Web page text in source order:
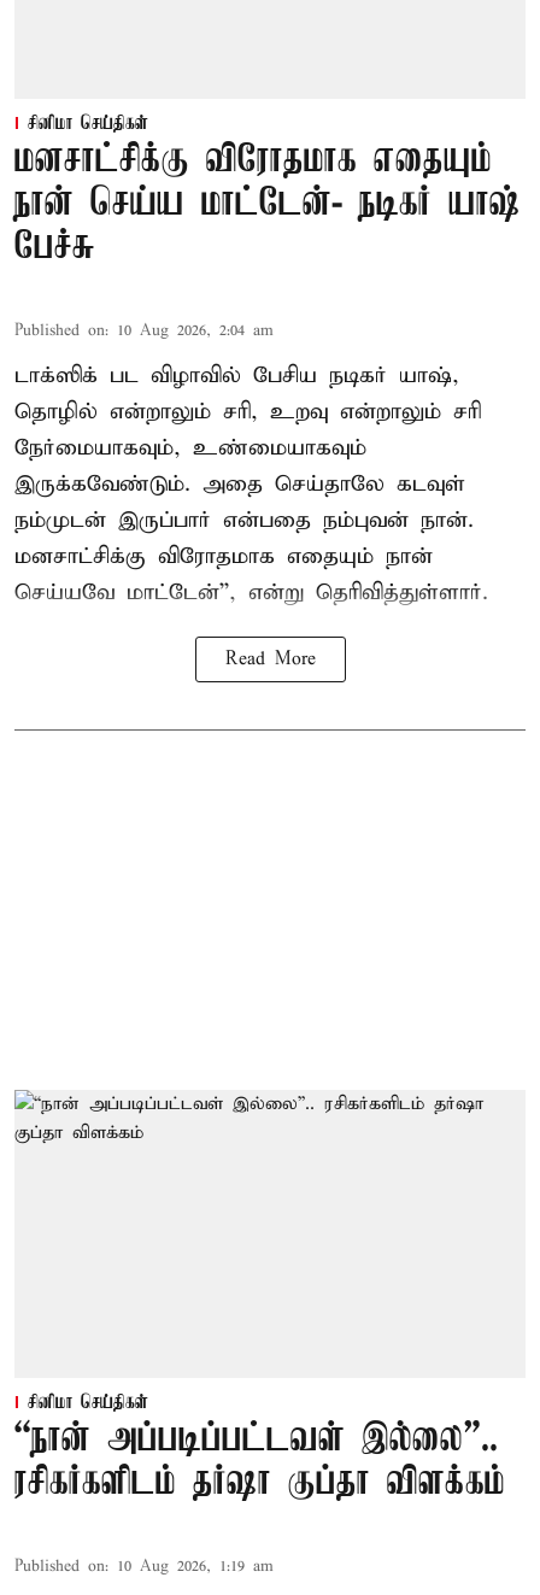
சினிமா செய்திகள்
மனசாட்சிக்கு விரோதமாக எதையும்
நான் செய்ய மாட்டேன்- நடிகர் யாஷ்
பேச்சு
Published on: 10 Aug 2026, 2:04 am
டாக்ஸிக் பட விழாவில் பேசிய நடிகர் யாஷ்,
தொழில் என்றாலும் சரி, உறவு என்றாலும் சரி
நேர்மையாகவும், உண்மையாகவும்
இருக்கவேண்டும். அதை செய்தாலே கடவுள்
நம்முடன் இருப்பார் என்பதை நம்புவன் நான்.
மனசாட்சிக்கு விரோதமாக எதையும் நான்
செய்யவே மாட்டேன்'', என்று தெரிவித்துள்ளார்.
Read More
சினிமா செய்திகள்
“நான் அப்படிப்பட்டவள் இல்லை”..
ரசிகர்களிடம் தர்ஷா குப்தா விளக்கம்
Published on: 10 Aug 2026, 1:19 am